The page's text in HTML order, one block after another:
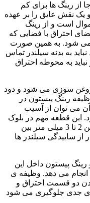
از رینگ ها برای کم
نقش عایق را بر عهده
است و از رینگ
احتراق با فضایی که
می شود. به همین صورت
به بدنه سیلندر تماس
به محوطه احتراق
روغن سوزی می شود و دود
رینگ پیستون در
می توان از آسیب
این قطعه مهم در بلوک
سیلندر ها وجود دارد تا یک فاصله نسبی بین 2 تا 3 میلی متر بین
از ساییدگی سیلندر ها
رینگ پیستون داخل این
انجام می دهد. وظیفه ی
دو قسمت احتراق و
جدی جلوگیری می شود